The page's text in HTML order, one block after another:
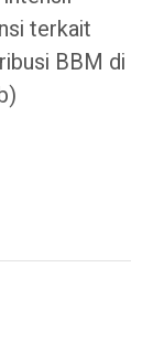
terkait
BBM di